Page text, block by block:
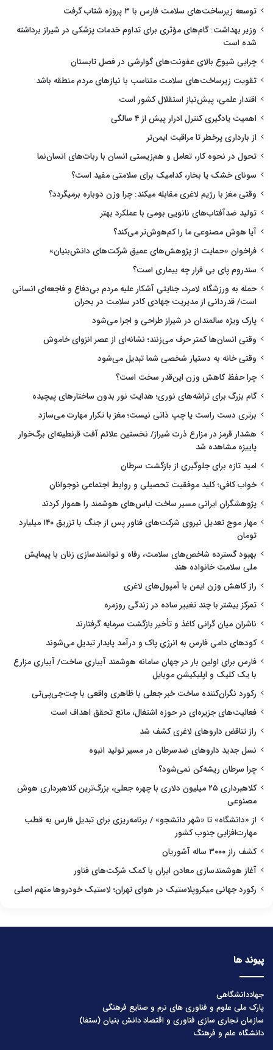
توسعه زیرساخت‌های سلامت فارس با ۳ پروژه شتاب گرفت
وزیر بهداشت: گام‌های مؤثری برای تداوم خدمات پزشکی در شیراز برداشته
شده است
چرایی شیوع بالای عفونت‌های گوارشی در فصل تابستان
تقویت زیرساخت‌های سلامت متناسب با نیازهای مردم منطقه باشد
اقتدار علمی، پیش‌نیاز استقلال کشور است
اهمیت یادگیری کنترل ادرار پیش از ۴ سالگی
از بارداری پرخطر تا مراقبت ایمن‌تر
تحول در نحوه کار، تعامل و هم‌زیستی انسان با ربات‌های انسان‌نما
سونای خشک یا بخار، کدامیک برای سلامتی مفید است؟
وقتی مغز با رژیم لاغری مقابله میکند: چرا وزن دوباره برمیگردد؟
تولید ضدآفتاب‌های نانویی بومی با عملکرد بهتر
آیا هوش مصنوعی ما را کم‌هوش‌تر می‌کند؟
فراخوان «حمایت از پژوهش‌های عمیق شرکت‌های دانش‌بنیان»
سندروم پای بی قرار چه بیماری است؟
حمله به ورزشگاه لامرد، جنایتی آشکار علیه مردم بی‌دفاع و فاجعه‌ای انسانی
است/ قدردانی از مدیریت جهادی کادر سلامت در بحران
پارک ویژه سالمندان در شیراز طراحی و اجرا می‌شود
وقتی انسان‌ها کمتر حرف می‌زنند؛ نشانه‌ای از عصر انزوای خاموش
وقتی خانه به دستیار شخصی شما تبدیل می‌شود
چرا حفظ کاهش وزن این‌قدر سخت است؟
گام بزرگ برای تراشه‌های نوری؛ هدایت نور بدون ساختارهای پیچیده
برتری دست راست یا چپ ذاتی نیست؛ مغز با تکرار مهارت می‌سازد
هشدار قرمز در مزارع ذرت شیراز/ نخستین علائم آفت قرنطینه‌ای برگ‌خوار
پاییزه مشاهده شد
امید تازه برای جلوگیری از بازگشت سرطان
خواب کافی؛ کلید موفقیت تحصیلی و روابط اجتماعی نوجوانان
پژوهشگران ایرانی مسیر ساخت لباس‌های هوشمند را هموار کردند
مهار موج تعدیل نیروی شرکت‌های فناور پس از جنگ با تزریق ۱۴۰ میلیارد
تومان
بهبود گسترده شاخص‌های سلامت، رفاه و توانمندسازی زنان با پیمایش
ملی سلامت خانواده هند
راز کاهش وزن ایمن با آمپول‌های لاغری
تمرکز بیشتر با چند تغییر ساده در زندگی روزمره
ناشران میان گرانی کاغذ و تأخیر بازگشت سرمایه گرفتارند
کودهای دامی فارس به انرژی پاک و درآمد پایدار تبدیل می‌شوند
فارس برای اولین بار در جهان سامانه هوشمند آبیاری ساخت/ آبیاری مزارع
با یک کلیک و اپلیکیشن موبایل
رکورد نگران‌کننده ساخت خبر جعلی با ظاهری واقعی با چت‌جی‌پی‌تی
فعالیت‌های جزیره‌ای در حوزه اشتغال، مانع تحقق اهداف است
راز تناقض داروهای لاغری کشف شد
نسل جدید داروهای ضدسرطان در مسیر تولید انبوه
چرا سرطان ریشه‌کن نمی‌شود؟
کلاهبرداری ۲۵ میلیون دلاری با چهره جعلی، بزرگ‌ترین کلاهبرداری هوش
مصنوعی
از «دانشگاه» تا «شهر دانشجو» / برنامه‌ریزی برای تبدیل فارس به قطب
مهارت‌افزایی جنوب کشور
کشف راز ۳۰۰۰ ساله آشوریان
آغاز هوشمندسازی معادن ایران با کمک شرکت‌های فناور
رکورد جهانی میکروپلاستیک در هوای تهران؛ لاستیک خودروها متهم اصلی
پیوند ها
جهاددانشگاهی
پارک ملی علوم و فناوری های نرم و صنایع فرهنگی
سازمان تجاری سازی فناوری و اقتصاد دانش بنیان (ستفا)
دانشگاه علم و فرهنگ